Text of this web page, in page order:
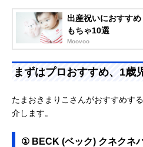
出産祝いにおすす
もちゃ10選
Moovoo
まずはプロおすすめ、1歳
たまおきまりこさんがおすすめす
介します。
① BECK (ベック) クネクネ